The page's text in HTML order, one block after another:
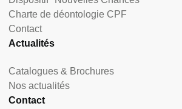
Charte de déontologie CPF
Contact
Actualités
Catalogues & Brochures
Nos actualités
Contact